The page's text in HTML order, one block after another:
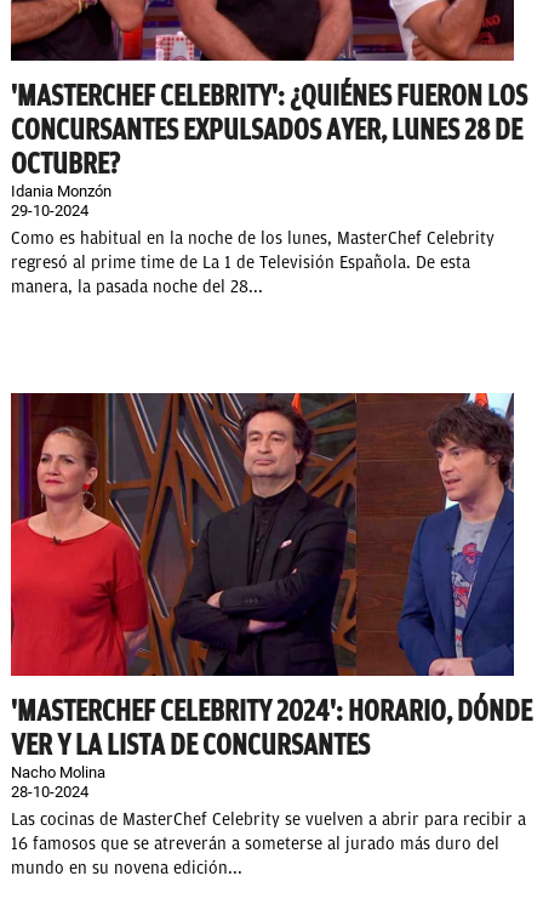
'MASTERCHEF CELEBRITY': ¿QUIÉNES FUERON LOS
CONCURSANTES EXPULSADOS AYER, LUNES 28 DE
OCTUBRE?
Idania Monzón
29-10-2024
Como es habitual en la noche de los lunes, MasterChef Celebrity
regresó al prime time de La 1 de Televisión Española. De esta
manera, la pasada noche del 28...
'MASTERCHEF CELEBRITY 2024': HORARIO, DÓNDE
VER Y LA LISTA DE CONCURSANTES
Nacho Molina
28-10-2024
Las cocinas de MasterChef Celebrity se vuelven a abrir para recibir a
16 famosos que se atreverán a someterse al jurado más duro del
mundo en su novena edición...